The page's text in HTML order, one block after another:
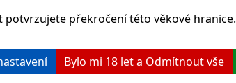
potvrzujete překročení této věkové hranice.
Bylo mi 18 let a Odmítnout vše